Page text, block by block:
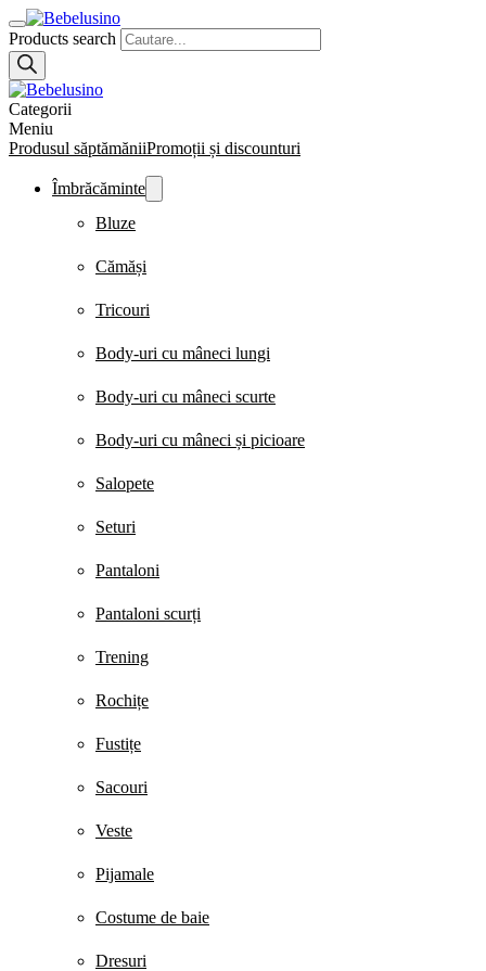
Products search
Categorii
Meniu
Produsul săptămăniiPromoții și discounturi
Îmbrăcăminte
Bluze
Cămăși
Tricouri
Body-uri cu mâneci lungi
Body-uri cu mâneci scurte
Body-uri cu mâneci și picioare
Salopete
Seturi
Pantaloni
Pantaloni scurți
Trening
Rochițe
Fustițe
Sacouri
Veste
Pijamale
Costume de baie
Dresuri